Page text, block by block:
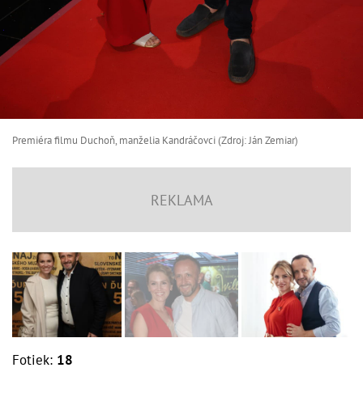
Premiéra filmu Duchoň, manželia Kandráčovci (Zdroj: Ján Zemiar)
Fotiek: 18